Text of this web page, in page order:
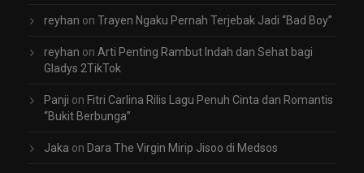
reyhan on Trayen Ngaku Pernah Terjebak Jadi “Bad Boy”
reyhan on Arti Penting Rambut Indah dan Sehat bagi
Gladys 2TikTok
Panji on Fitri Carlina Rilis Lagu Penuh Cinta dan Romantis
“Bukit Berbunga”
Jaka on Dara The Virgin Mirip Jisoo di Medsos